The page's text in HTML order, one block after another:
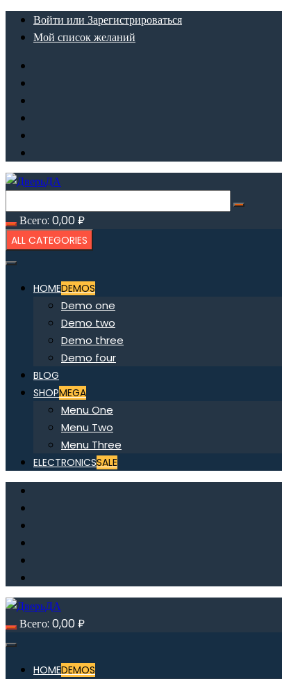
ПерейтиВойти или Зарегистрироваться
Мой список желаний
Всего: 0,00₽
ALL CATEGORIES
HOMEDEMOS
Demo one
Demo two
Demo three
Demo four
BLOG
SHOPMEGA
Menu One
Menu Two
Menu Three
ELECTRONICSSALE
Всего: 0,00₽
HOMEDEMOS